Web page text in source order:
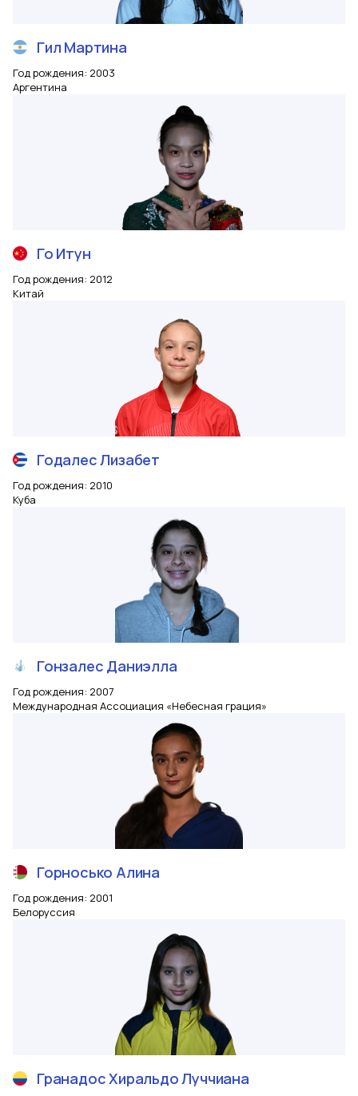
Гил Мартина
Год рождения: 2003
Аргентина
Го Итун
Год рождения: 2012
Китай
ГодалесЛизабет
Год рождения: 2010
Куба
Гонзалес Даниэлла
Год рождения: 2007
Международная Ассоциация «Небесная грация»
Горносько Алина
Год рождения: 2001
Белоруссия
Гранадос ХиральдоЛуччиана